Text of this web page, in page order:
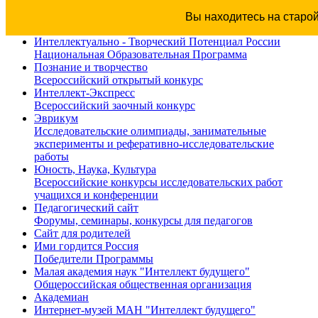
Вы находитесь на
Интеллектуально - Творческий Потенциал России
Национальная Образовательная Программа
Познание и творчество
Всероссийский открытый конкурс
Интеллект-Экспресс
Всероссийский заочный конкурс
Эврикум
Исследовательские олимпиады, занимательные
эксперименты и реферативно-исследовательские
работы
Юность, Наука, Культура
Всероссийские конкурсы исследовательских работ
учащихся и конференции
Педагогический сайт
Форумы, семинары, конкурсы для педагогов
Сайт для родителей
Ими гордится Россия
Победители Программы
Малая академия наук "Интеллект будущего"
Общероссийская общественная организация
Академиан
Интернет-музей МАН "Интеллект будущего"